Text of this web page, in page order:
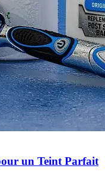
un Teint Parfait